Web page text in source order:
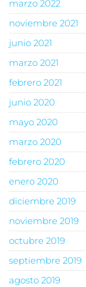
marzo 2022
noviembre 2021
junio 2021
marzo 2021
febrero 2021
junio 2020
mayo 2020
marzo 2020
febrero 2020
enero 2020
diciembre 2019
noviembre 2019
octubre 2019
septiembre 2019
agosto 2019